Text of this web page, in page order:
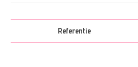
Referentie